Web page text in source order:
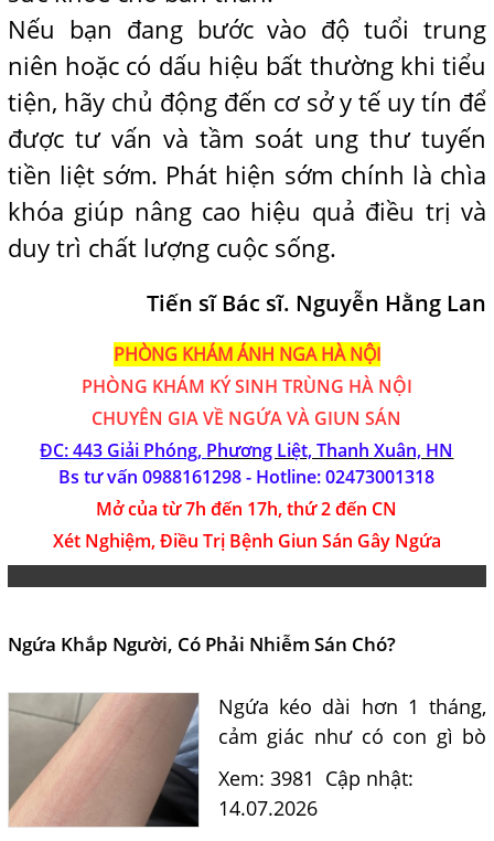
Nếu bạn đang bước vào độ tuổi trung
niên hoặc có dấu hiệu bất thường khi tiểu
tiện, hãy chủ động đến cơ sở y tế uy tín để
được tư vấn và tầm soát ung thư tuyến
tiền liệt sớm. Phát hiện sớm chính là chìa
khóa giúp nâng cao hiệu quả điều trị và
duy trì chất lượng cuộc sống.
Tiến sĩ Bác sĩ. Nguyễn Hằng Lan
PHÒNG KHÁM ÁNH NGA HÀ NỘI
PHÒNG KHÁM KÝ SINH TRÙNG HÀ NỘI
CHUYÊN GIA VỀ NGỨA VÀ GIUN SÁN
ĐC: 443 Giải Phóng, Phương Liệt, Thanh Xuân, HN
Bs tư vấn 0988161298 - Hotline:02473001318
Mở của từ 7h đến 17h, thứ 2 đến CN
Xét Nghiệm, Điều Trị Bệnh Giun Sán Gây Ngứa
Ngứa Khắp Người, Có Phải Nhiễm Sán Chó?
Ngứa kéo dài hơn 1 tháng,
cảm giác như có con gì bò
dưới da, gãi nổi vệt có phải
do ấu trùng sán chó
Xem: 3981 Cập nhật:
14.07.2026